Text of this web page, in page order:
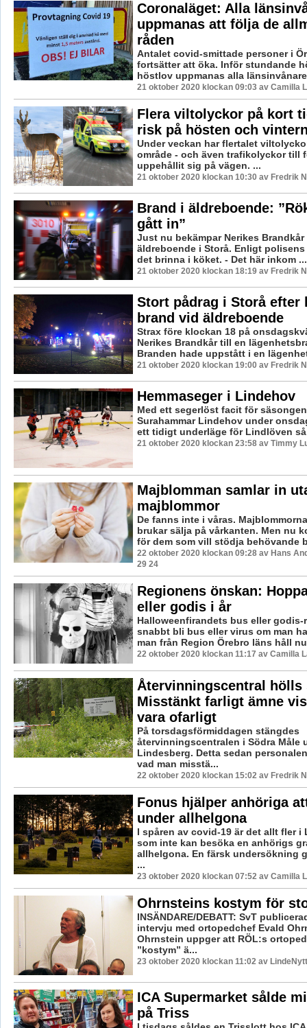
Coronaläget: Alla
uppmanas att följa de
råden
Antalet covid-smittade personer i
fortsätter att öka. Inför stundande
höstlov uppmanas alla
21 oktober 2020 klockan 09:03 av Camilla
Flera viltolyckor på kort
risk på hösten och
Under veckan har flertalet
område - och även trafikolyckor till
uppehållit sig på vägen. ...
21 oktober 2020 klockan 10:30 av Fredrik
Brand i äldreboende:
gått in”
Just nu bekämpar Nerikes
äldreboende i Storå. Enligt
det brinna i köket. - Det här inkom ...
21 oktober 2020 klockan 18:19 av Fredrik
Stort pådrag i Storå efter
brand vid äldreboende
Strax före klockan 18 på
Nerikes Brandkår till en
Branden hade uppstått i en
21 oktober 2020 klockan 19:00 av Fredrik
Hemmaseger i Lindehov
Med ett segerlöst facit för
Surahammar Lindehov under
ett tidigt underläge för Lindlöven så
21 oktober 2020 klockan 23:58 av Timmy
Majblomman samlar in
majblommor
De fanns inte i våras.
brukar sälja på vårkanten. Men nu
för dem som vill stödja behövande
22 oktober 2020 klockan 09:28 av Hans
29 24
Regionens önskan:
eller godis i år
Halloweenfirandets bus eller godis-
snabbt bli bus eller virus om man
man från Region Örebro läns håll
22 oktober 2020 klockan 11:17 av Camilla
Återvinningscentral hölls
Misstänkt farligt ämne
vara ofarligt
På torsdagsförmiddagen stängdes
återvinningscentralen i Södra Måle
Lindesberg. Detta sedan
vad man misstä...
22 oktober 2020 klockan 15:02 av Fredrik
Fonus hjälper anhöriga
under allhelgona
I spåren av covid-19 är det allt fler i
som inte kan besöka en anhörigs
allhelgona. En färsk undersökning
...
23 oktober 2020 klockan 07:52 av Camilla
Ohrnsteins kostym för
INSÄNDARE/DEBATT: SvT
intervju med ortopedchef Evald
Ohrnstein uppger att RÖL:s
”kostym” ä...
23 oktober 2020 klockan 11:02 av
ICA Supermarket sålde
på Triss